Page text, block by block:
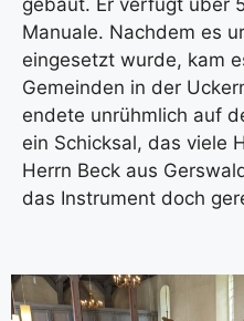
gebaut. Er verfügt über
Manuale. Nachdem es
eingesetzt wurde, kam
Gemeinden in der
endete unrühmlich auf
ein Schicksal, das viele
Herrn Beck aus
das Instrument doch